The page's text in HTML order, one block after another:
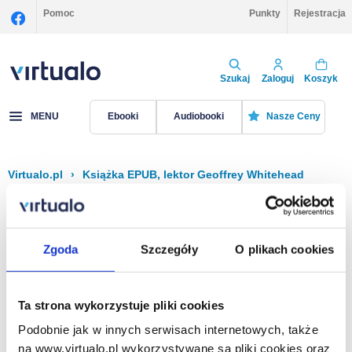
Zgoda Szczegóły O plikach cookies
Ta strona wykorzystuje pliki cookies
Podobnie jak w innych serwisach internetowych, także
na www.virtualo.pl wykorzystywane są pliki cookies oraz
Pomoc Punkty Rejestracja
Szukaj Zaloguj Koszyk
MENU Ebooki Audiobooki Nasze Ceny
Virtualo.pl › Książka EPUB, lektor Geoffrey Whitehead
Filtruj Sortuj
Na stronie